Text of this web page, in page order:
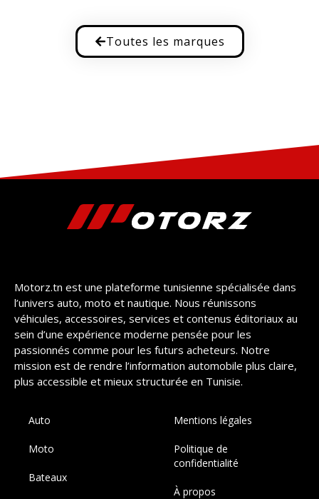
Toutes les marques
Motorz.tn est une plateforme tunisienne spécialisée dans
l’univers auto, moto et nautique. Nous réunissons
véhicules, accessoires, services et contenus éditoriaux au
sein d’une expérience moderne pensée pour les
passionnés comme pour les futurs acheteurs. Notre
mission est de rendre l’information automobile plus claire,
plus accessible et mieux structurée en Tunisie.
Auto
Moto
Bateaux
Mentions légales
Politique de
confidentialité
À propos